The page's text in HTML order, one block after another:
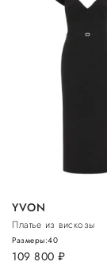
YVON
Платье из вискозы
109 800 руб.
Размеры:40